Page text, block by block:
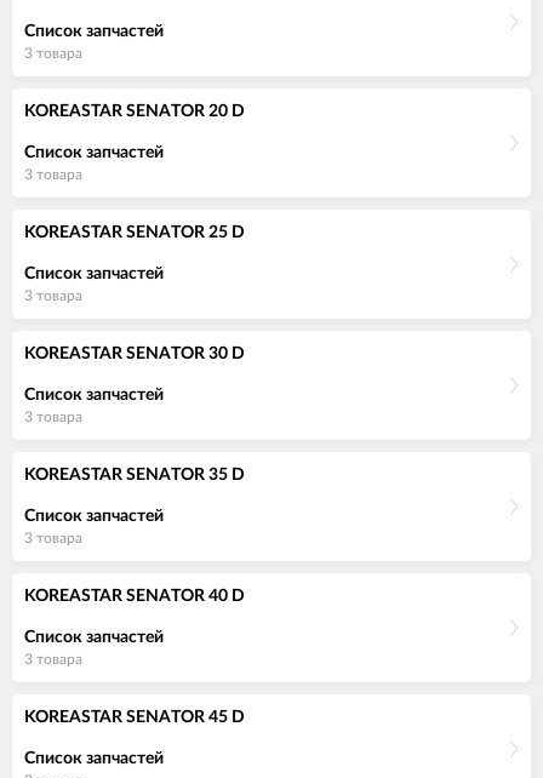
Список запчастей
3 товара
KOREASTAR SENATOR 20 D
Список запчастей
3 товара
KOREASTAR SENATOR 25 D
Список запчастей
3 товара
KOREASTAR SENATOR 30 D
Список запчастей
3 товара
KOREASTAR SENATOR 35 D
Список запчастей
3 товара
KOREASTAR SENATOR 40 D
Список запчастей
3 товара
KOREASTAR SENATOR 45 D
Список запчастей